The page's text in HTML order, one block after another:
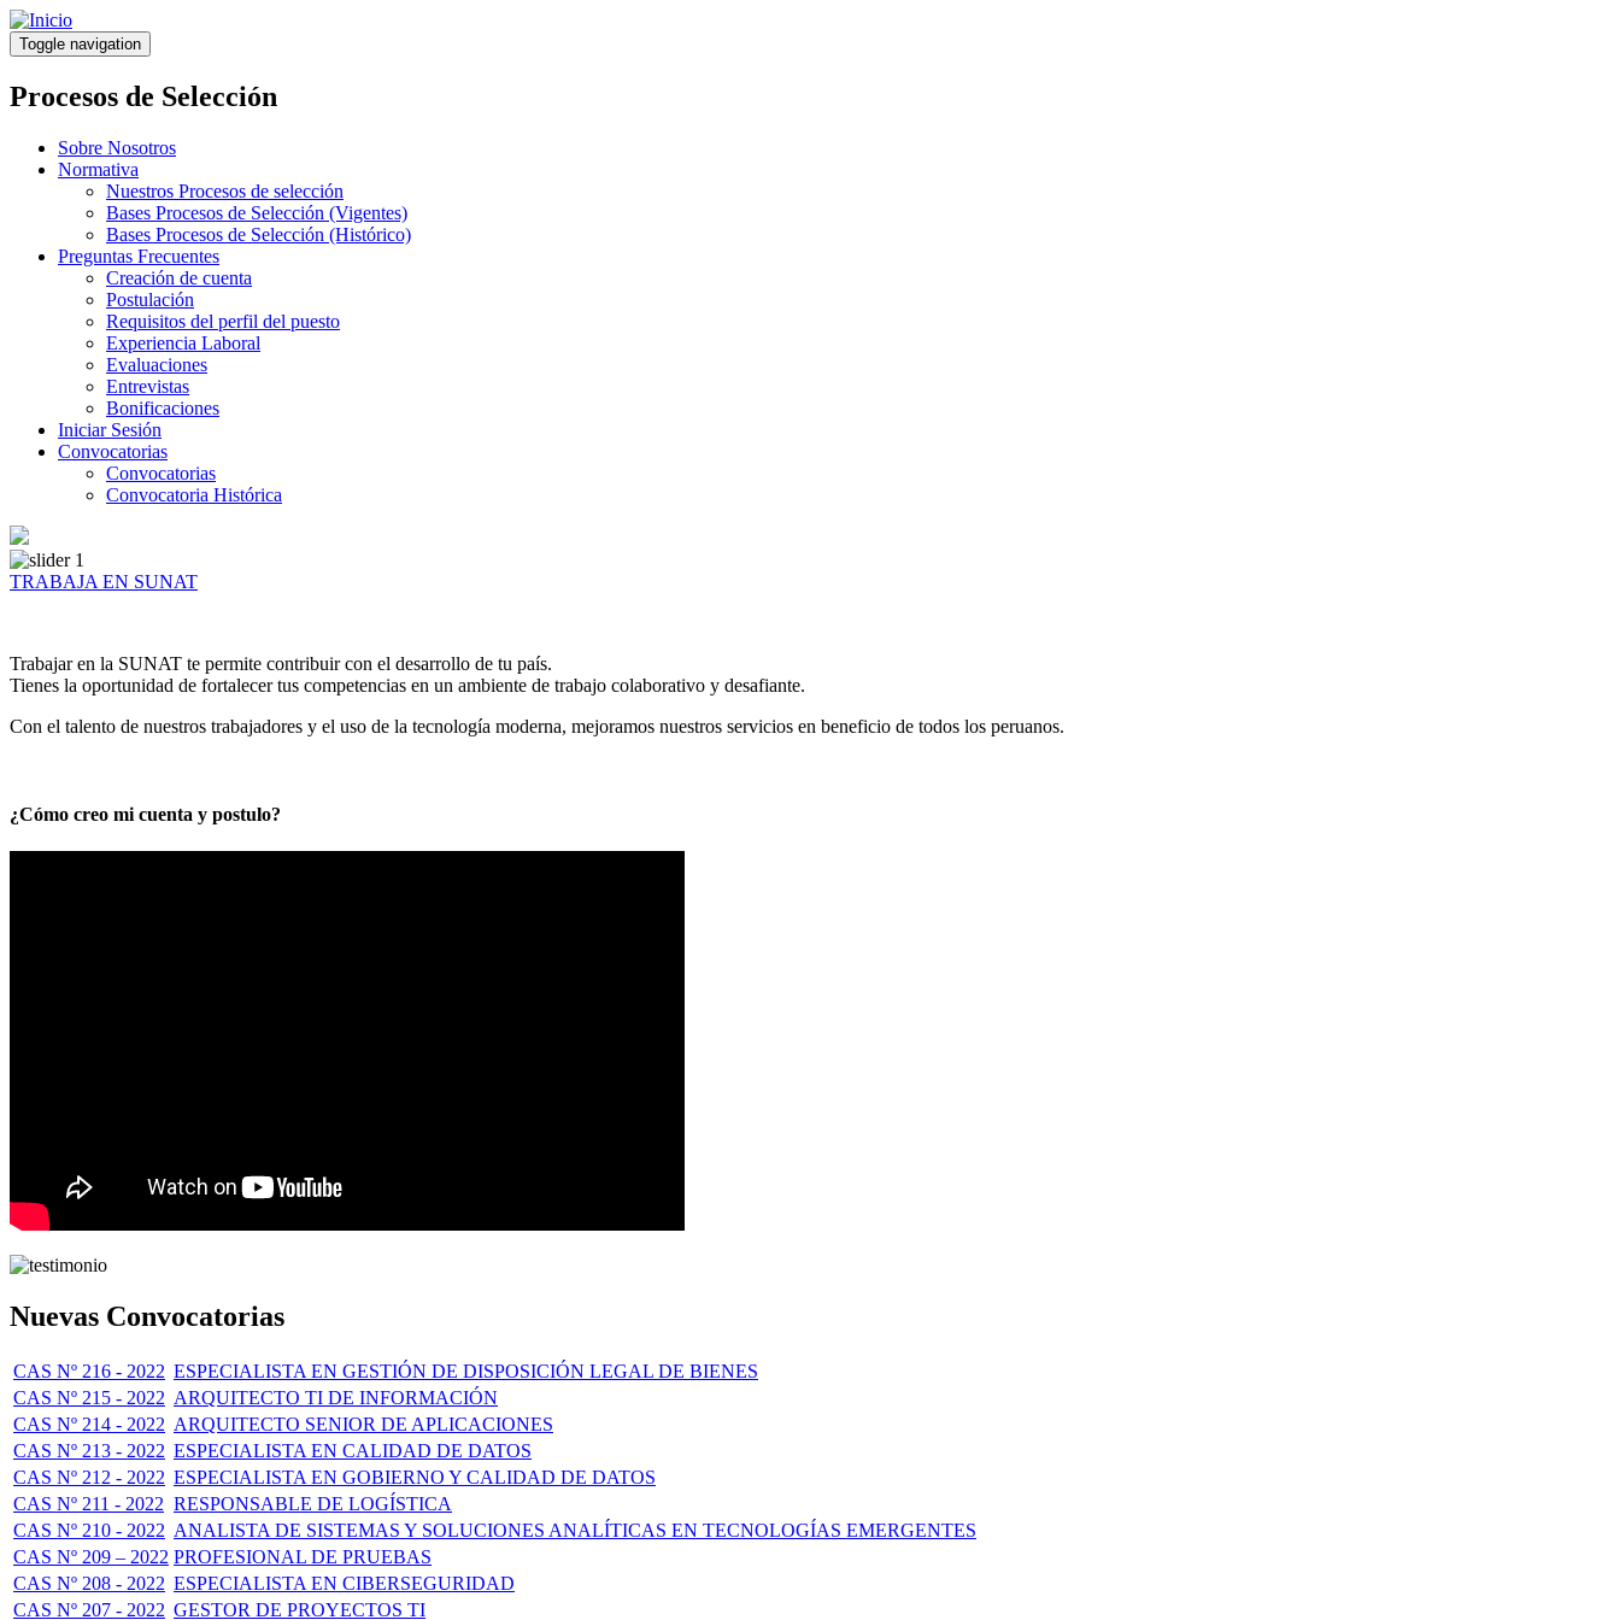
Pasar
al
contenido
principal
Toggle navigation
Procesos de Selección
Sobre Nosotros
Normativa
Nuestros Procesos de selección
Bases Procesos de Selección (Vigentes)
Bases Procesos de Selección (Histórico)
Preguntas Frecuentes
Creación de cuenta
Postulación
Requisitos del perfil del puesto
Experiencia Laboral
Evaluaciones
Entrevistas
Bonificaciones
Iniciar Sesión
Convocatorias
Convocatorias
Convocatoria Histórica
TRABAJA EN SUNAT
Trabajar en la SUNAT te permite contribuir con el desarrollo de tu país.
Tienes la oportunidad de fortalecer tus competencias en un ambiente de trabajo colaborativo y desafiante.
Con el talento de nuestros trabajadores y el uso de la tecnología moderna, mejoramos nuestros servicios en beneficio de todos los peruanos.
¿Cómo creo mi cuenta y postulo?
Nuevas Convocatorias
CAS Nº 216 - 2022 ESPECIALISTA EN GESTIÓN DE DISPOSICIÓN LEGAL DE BIENES
CAS Nº 215 - 2022 ARQUITECTO TI DE INFORMACIÓN
CAS Nº 214 - 2022 ARQUITECTO SENIOR DE APLICACIONES
CAS Nº 213 - 2022 ESPECIALISTA EN CALIDAD DE DATOS
CAS Nº 212 - 2022 ESPECIALISTA EN GOBIERNO Y CALIDAD DE DATOS
CAS Nº 211 - 2022 RESPONSABLE DE LOGÍSTICA
CAS Nº 210 - 2022 ANALISTA DE SISTEMAS Y SOLUCIONES ANALÍTICAS EN TECNOLOGÍAS EMERGENTES
CAS Nº 209 – 2022 PROFESIONAL DE PRUEBAS
CAS Nº 208 - 2022 ESPECIALISTA EN CIBERSEGURIDAD
CAS Nº 207 - 2022 GESTOR DE PROYECTOS TI